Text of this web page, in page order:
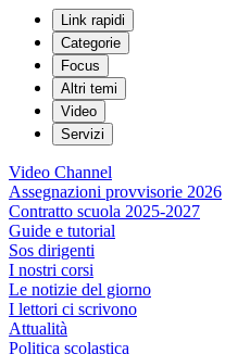
Link rapidi
Categorie
Focus
Altri temi
Video
Servizi
Video Channel
Assegnazioni provvisorie 2026
Contratto scuola 2025-2027
Guide e tutorial
Sos dirigenti
I nostri corsi
Le notizie del giorno
I lettori ci scrivono
Attualità
Politica scolastica